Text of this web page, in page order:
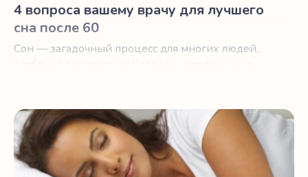
4 вопроса вашему врачу для лучшего
сна после 60
Сон — загадочный процесс для многих людей,
9 шагов на встречу лучшему сну в пожилом возрасте